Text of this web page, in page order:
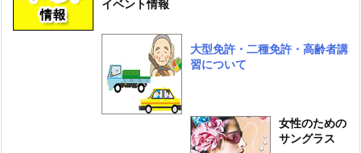
イベント情報
大型免許・二種免許・高齢者講
習について
女性のための
サングラス